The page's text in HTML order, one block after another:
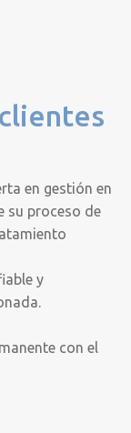
en gestión en
su proceso de
y
con el